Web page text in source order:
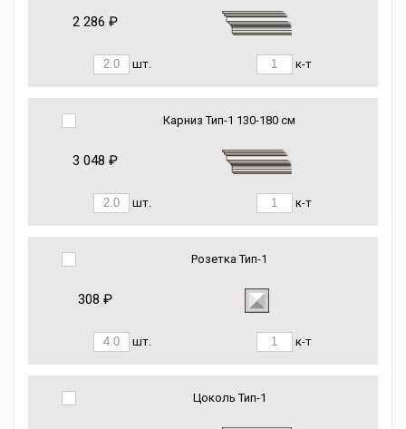
2 286 ₽
шт. к-т
Карниз Тип-1 130-180 см
3 048 ₽
шт. к-т
Розетка Тип-1
308 ₽
шт. к-т
Цоколь Тип-1